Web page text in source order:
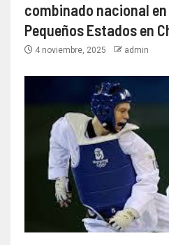
combinado nacional en
Pequeños Estados en
4 noviembre, 2025 admin